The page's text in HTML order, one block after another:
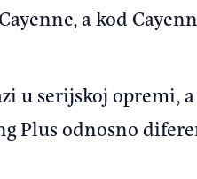
a kod
u serijskoj opremi,
Plus odnosno